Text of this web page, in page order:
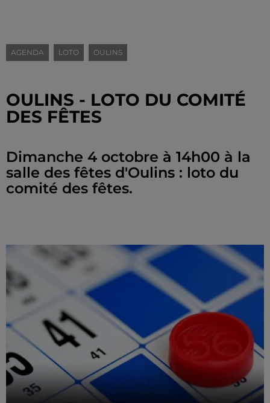
AGENDA LOTO OULINS
OULINS - LOTO DU COMITÉ
DES FÊTES
Dimanche 4 octobre à 14h00 à la
salle des fêtes d'Oulins : loto du
comité des fêtes.